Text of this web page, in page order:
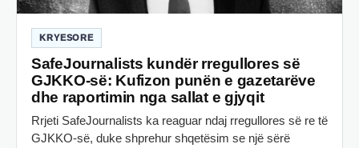
KRYESORE
SafeJournalists kundër rregullores së
GJKKO-së: Kufizon punën e gazetarëve
dhe raportimin nga sallat e gjyqit
Rrjeti SafeJournalists ka reaguar ndaj rregullores së re të
GJKKO-së, duke shprehur shqetësim se një sërë